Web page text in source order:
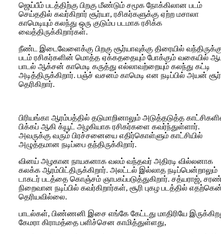
ஜெய்பீம் படத்திற்கு பிறகு மீண்டும் சமூக நோக்கிலான படம்
செய்ததில் கவர்கிறார் சூர்யா, ரசிகர்களுக்கு ஏற்ற மசாலா
காமெடியும் கலந்து ஒரு குடும்ப படமாக ரசிக்க
வைத்திருக்கிறார்கள்.
நீண்ட இடைவேளைக்கு பிறகு சூர்யாவுக்கு திரையில்
படம் ரசிகர்களின் மொத்த ஏக்கததையும் போக்கும் வகையில்
பாடல் ஆக்சன் காமெடி கருத்து எல்லாவற்றையும் கலந்து கட்டி
அடித்திருக்கிறார். பஞ்ச் வசனம் காமெடி என நடிப்பில் அயன்
தெரிகிறார்.
பிரியங்கா ஆரம்பத்தில் தடுமாறினாலும் அடுத்தடுத்த
பிக்கப் ஆகி க்யூட் அழகியாக ரசிகர்களை கவர்ந்துள்ளார்.
அவருக்கு வரும் பிரச்சனையை எதிர்கொள்ளும் காட்சியில்
அழுத்தமான நடிப்பை தந்திருக்கிறார்.
வினய் அழகான நாயகனாக வலம் வந்தவர் அதிரடி வில்லனாக
கலக்க ஆரம்பிட்திருக்கிறார். அலட்டல் இல்லாத நடிப்பென்றாலும்
டாகடர் படத்தை கொஞ்சம் ஞாபகப்படுத்துகிறார். சத்யராஜ்,
நிறைவான நடிப்பில் கவர்கிறார்கள், சூரி புகழ படத்தில்
தெரியவில்லை.
பாடல்கள், பிண்ணனி இசை எங்கே கேட்டது மாதிரியே
கேமரா கிராமத்தை பளிச்சென காமித்துள்ளது,